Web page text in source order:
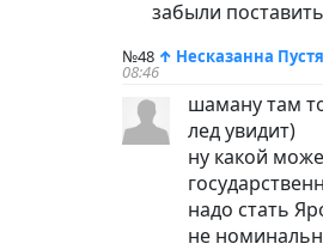
забыли
№48 ↑ Несказанна
08:46
шаману там
лед увидит)
ну какой
надо стать
не